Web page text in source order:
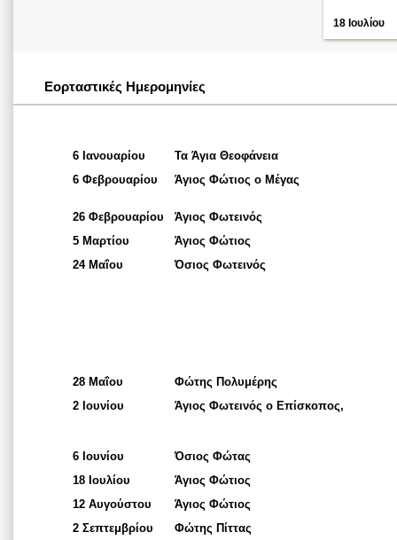
18 Ιουλίου
Εορταστικές Ημερομηνίες
6 Ιανουαρίου
Τα Άγια Θεοφάνεια
6 Φεβρουαρίου
Άγιος Φώτιος ο Μέγας
26 Φεβρουαρίου
Άγιος Φωτεινός
5 Μαρτίου
Άγιος Φώτιος
24 Μαΐου
Όσιος Φωτεινός
28 Μαΐου
Φώτης Πολυμέρης
2 Ιουνίου
Άγιος Φωτεινός ο Επίσκοπος,
6 Ιουνίου
Όσιος Φώτας
18 Ιουλίου
Άγιος Φώτιος
12 Αυγούστου
Άγιος Φώτιος
2 Σεπτεμβρίου
Φώτης Πίττας